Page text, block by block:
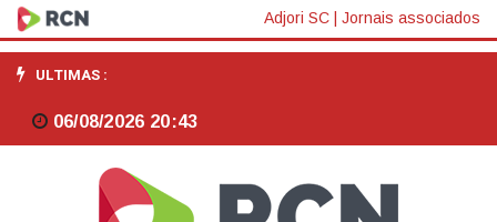
Concurso
Público
Nacional
Unificado:
Adjori SC Jornais associados
ULTIMAS :
06/08/2026 20:43